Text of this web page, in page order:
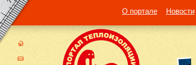
О портале Новости